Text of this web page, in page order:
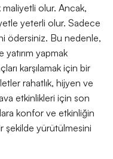
olur. Ancak,
yeterli olur. Sadece
ödersiniz. Bu nedenle,
yapmak
karşılamak için bir
rahatlık, hijyen ve
etkinlikleri için son
konfor ve etkinliğin
şekilde yürütülmesini